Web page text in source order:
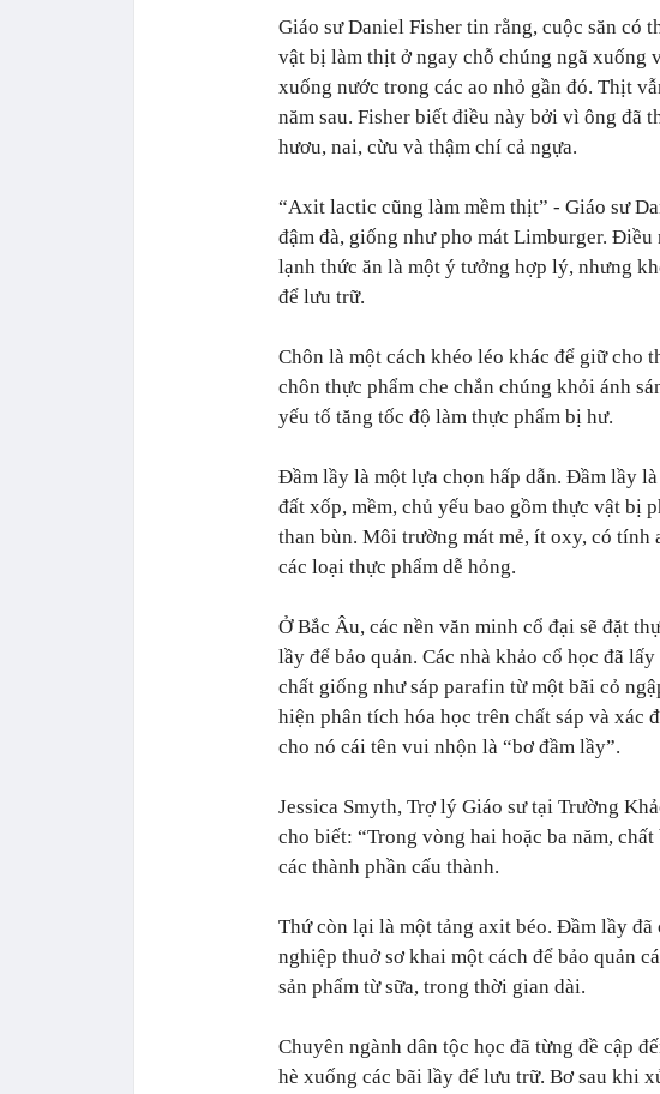
Giáo sư Daniel Fisher tin rằng, cuộc săn có
vật bị làm thịt ở ngay chỗ chúng ngã xuống
xuống nước trong các ao nhỏ gần đó. Thịt
năm sau. Fisher biết điều này bởi vì ông đã
hươu, nai, cừu và thậm chí cả ngựa.
“Axit lactic cũng làm mềm thịt” - Giáo sư
đậm đà, giống như pho mát Limburger.
lạnh thức ăn là một ý tưởng hợp lý, nhưng
để lưu trữ.
Chôn là một cách khéo léo khác để giữ cho
chôn thực phẩm che chắn chúng khỏi ánh
yếu tố tăng tốc độ làm thực phẩm bị hư.
Đầm lầy là một lựa chọn hấp dẫn. Đầm lầy
đất xốp, mềm, chủ yếu bao gồm thực vật bị
than bùn. Môi trường mát mẻ, ít oxy, có tính
các loại thực phẩm dễ hỏng.
Ở Bắc Âu, các nền văn minh cổ đại sẽ đặt
lầy để bảo quản. Các nhà khảo cổ học đã
chất giống như sáp parafin từ một bãi cỏ
hiện phân tích hóa học trên chất sáp và xác
cho nó cái tên vui nhộn là “bơ đầm lầy”.
Jessica Smyth, Trợ lý Giáo sư tại Trường
cho biết: “Trong vòng hai hoặc ba năm,
các thành phần cấu thành.
Thứ còn lại là một tảng axit béo. Đầm lầy đã
nghiệp thuở sơ khai một cách để bảo quản
sản phẩm từ sữa, trong thời gian dài.
Chuyên ngành dân tộc học đã từng đề cập
hè xuống các bãi lầy để lưu trữ. Bơ sau khi